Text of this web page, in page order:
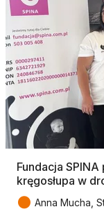
Fundacja
kręgosłupa w
● Anna Mucha,